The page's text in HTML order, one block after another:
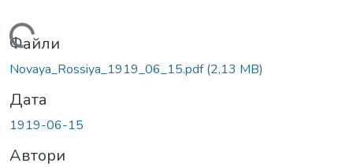
Вантажиться...
Файли
Novaya_Rossiya_1919_06_15.pdf(2,13 MB)
Дата
1919-06-15
Автори